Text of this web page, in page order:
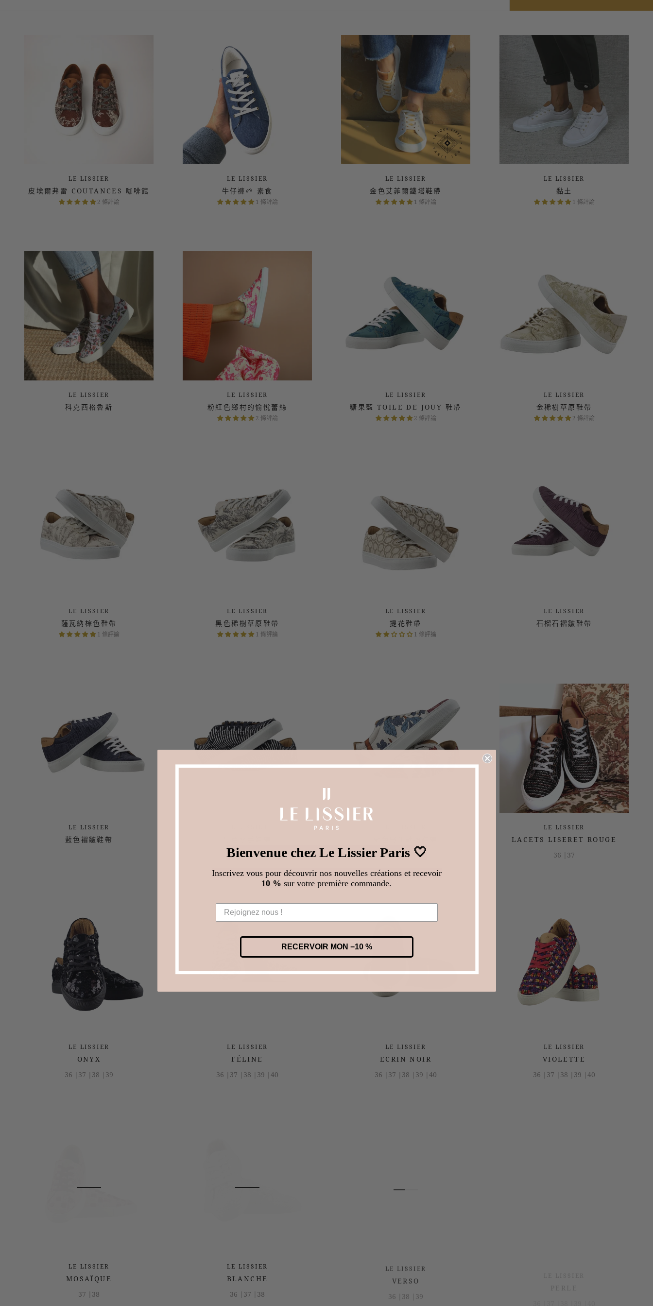
2 條評論
LE LISSIER
皮埃爾弗雷 COUTANCES 咖啡館
2 條評論
1 條評論
LE LISSIER
牛仔褲🌱 素食
1 條評論
1 條評論
LE LISSIER
金色艾菲爾鐵塔鞋帶
1 條評論
1 條評論
LE LISSIER
黏土
1 條評論
LE LISSIER
科克西格魯斯
LE LISSIER
粉紅色鄉村的愉悅蕾絲
2 條評論
2 條評論
LE LISSIER
糖果藍 TOILE DE JOUY 鞋帶
2 條評論
2 條評論
LE LISSIER
金稀樹草原鞋帶
2 條評論
1 條評論
LE LISSIER
薩瓦納棕色鞋帶
1 條評論
1 條評論
LE LISSIER
黑色稀樹草原鞋帶
1 條評論
1 條評論
LE LISSIER
提花鞋帶
1 條評論
LE LISSIER
石榴石褶皺鞋帶
LE LISSIER
藍色褶皺鞋帶
1 條評論
LE LISSIER
LACETS LISERET ROUGE
36 | 37
LE LISSIER
ONYX
36 | 37 | 38 | 39
LE LISSIER
FÉLINE
36 | 37 | 38 | 39 | 40
LE LISSIER
ECRIN NOIR
36 | 37 | 38 | 39 | 40
LE LISSIER
VIOLETTE
36 | 37 | 38 | 39 | 40
LE LISSIER
MOSAÏQUE
37 | 38
LE LISSIER
BLANCHE
36 | 37 | 38
LE LISSIER
VERSO
36 |
38 | 39
Bienvenue chez Le Lissier Paris 🤍
Inscrivez vous pour découvrir nos nouvelles créations et recevoir
10 % sur votre première commande.
RECERVOIR MON −10 %